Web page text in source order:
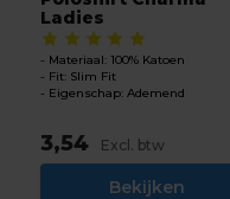
Ladies
Materiaal: 100% Katoen
Fit: Slim Fit
Eigenschap: Ademend
3,54 Excl. btw
Bekijken